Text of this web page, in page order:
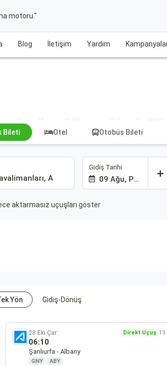
motoru."
Blog İletişim Yardım
- Albany Uçak
Bileti Otel Otobüs Bileti
Gidiş Tarihi
09 Ağu, Paz
aktarmasız uçuşları göster
Yön Gidiş-Dönüş
28 Eki Çar Direkt Uçuş 13
06:10
Şanlıurfa - Albany
GNY · ABY